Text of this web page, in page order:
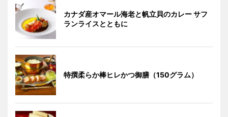
カナダ産オマール海老と帆立貝のカレー サフ
ランライスとともに
特撰柔らか棒ヒレかつ御膳（150グラム）